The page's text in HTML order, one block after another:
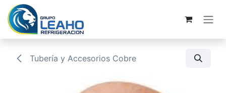
Ir al contenido
Tubería y Accesorios Cobre